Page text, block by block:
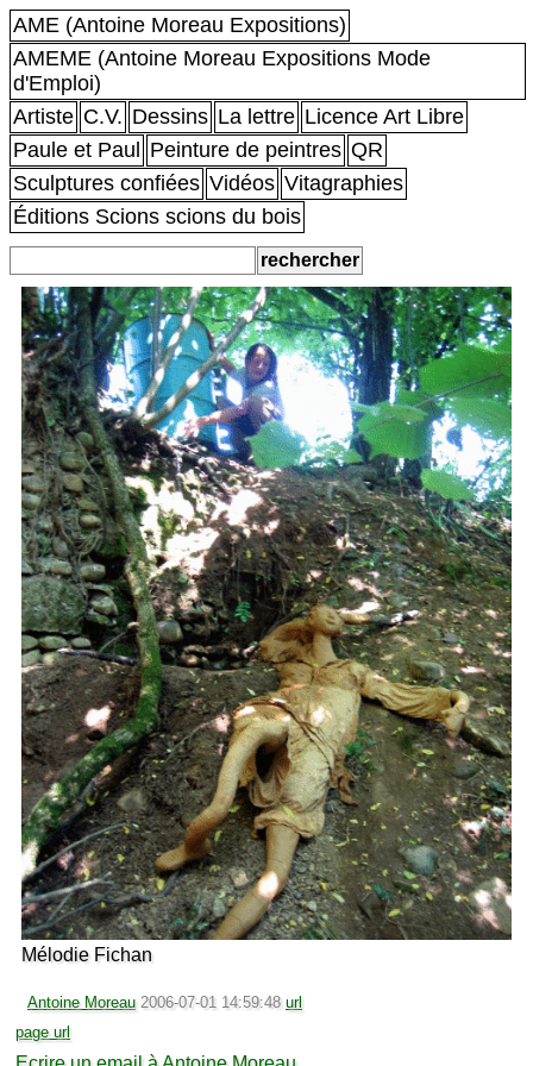
AME (Antoine Moreau Expositions)
AMEME (Antoine Moreau Expositions Mode
d'Emploi)
Artiste C.V. Dessins La lettre Licence Art Libre
Paule et Paul
Peinture de peintres QR
Sculptures confiées Vidéos Vitagraphies
Éditions Scions scions du bois
Mélodie Fichan
Antoine Moreau 2006-07-01 14:59:48 url
page url